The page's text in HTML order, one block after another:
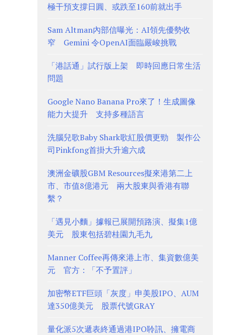
極干預支撐日圓、或跌至160前就出手
Sam Altman內部信曝光：AI領先優勢收
窄 Gemini 令OpenAI面臨嚴峻挑戰
「港話通」試行版上架 即時回應日常生活
問題
Google Nano Banana Pro來了！生成圖像
能力大提升 支持多種語言
洗腦兒歌Baby Shark歌紅股價更勁 製作公
司Pinkfong首掛大升逾六成
澳洲金礦股GBM Resources擬來港第二上
市、市值8億港元 兩大股東與香港有聯
繫？
「遇見小麵」據報已展開預路演、擬集1億
美元 股東包括碧桂園九毛九
Manner Coffee再傳來港上市、集資數億美
元 官方：「不予置評」
加密幣ETF巨頭「灰度」申美股IPO、AUM
達350億美元 股票代號GRAY
量化派5次遞表終通過港IPO聆訊、擁電商